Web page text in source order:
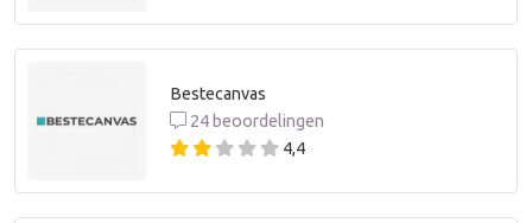
Bestecanvas
24 beoordelingen
4,4